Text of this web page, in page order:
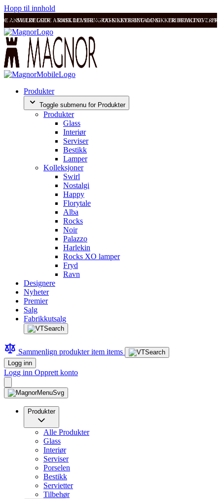
Hopp til innhold
ANMELDELSER RASK LEVERING OG SIKKER BETALING FRI FRAKT OVER
SVÆRT GODE ANMELDELSER RASK LEVERING OG SIKKER BETALING
Produkter
Toggle submenu for Produkter
Produkter
Glass
Interiør
Serviser
Bestikk
Lamper
Kolleksjoner
Swirl
Nostalgi
Happy
Florytale
Alba
Rocks
Noir
Palazzo
Harlekin
Rocks XO lamper
Fryd
Ravn
Designere
Nyheter
Premier
Salg
Fabrikkutsalg
Sammenlign produkteritem items
Logg inn
Logg inn Opprett konto
Produkter
Alle Produkter
Glass
Interiør
Serviser
Porselen
Bestikk
Servietter
Tilbehør